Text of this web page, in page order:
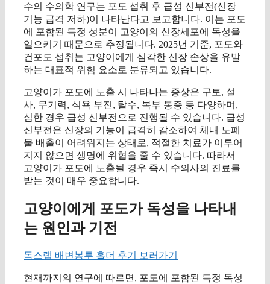
수의 수의학 연구는 포도 섭취 후 급성 신부전(신장
기능 급격 저하)이 나타난다고 보고합니다. 이는 포도
에 포함된 특정 성분이 고양이의 신장세포에 독성을
일으키기 때문으로 추정됩니다. 2025년 기준, 포도와
건포도 섭취는 고양이에게 심각한 신장 손상을 유발
하는 대표적 위험 요소로 분류되고 있습니다.
고양이가 포도에 노출 시 나타나는 증상은 구토, 설
사, 무기력, 식욕 부진, 탈수, 복부 통증 등 다양하며,
심한 경우 급성 신부전으로 진행될 수 있습니다. 급성
신부전은 신장의 기능이 급격히 감소하여 체내 노폐
물 배출이 어려워지는 상태로, 적절한 치료가 이루어
지지 않으면 생명에 위협을 줄 수 있습니다. 따라서
고양이가 포도에 노출될 경우 즉시 수의사의 진료를
받는 것이 매우 중요합니다.
고양이에게 포도가 독성을 나타내
는 원인과 기전
독스랩 배변봉투 홀더 후기 보러가기
현재까지의 연구에 따르면, 포도에 포함된 특정 독성